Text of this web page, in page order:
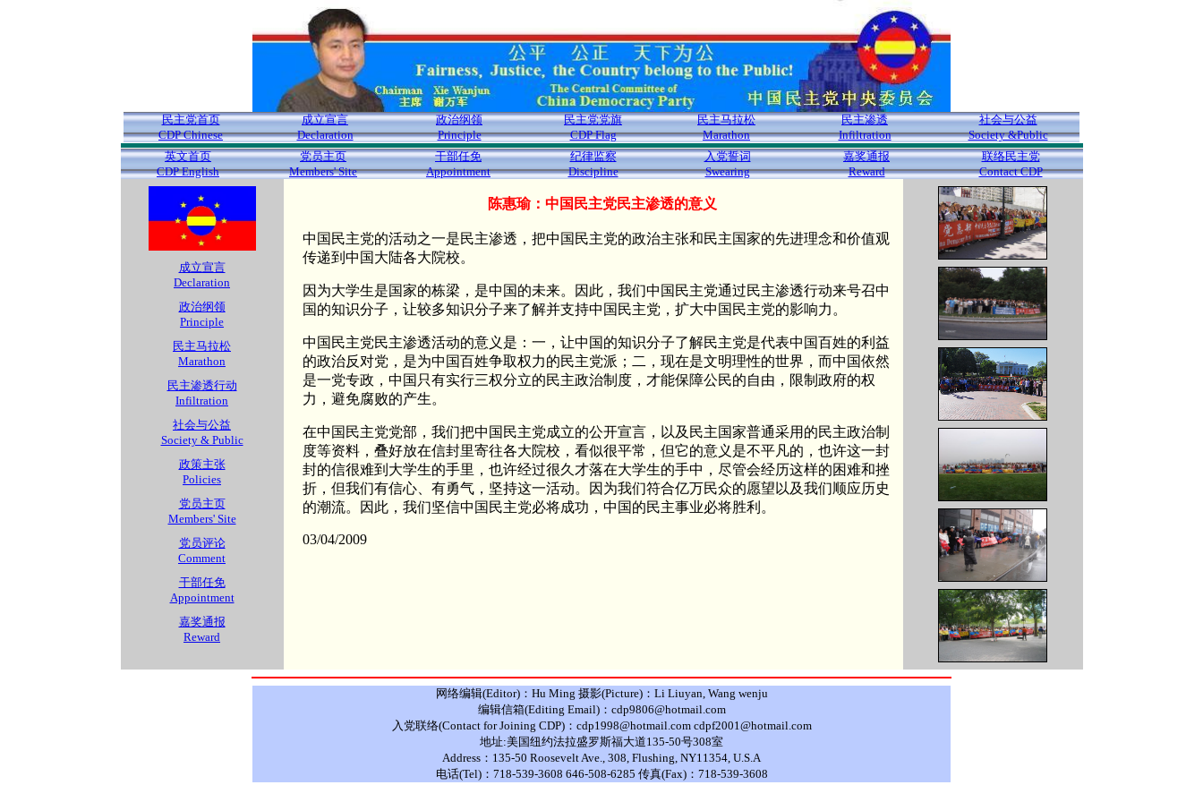
民主党首页
CDP Chinese
成立宣言
Declaration
政治纲领
Principle
民主党党旗
CDP Flag
民主马拉松
Marathon
民主渗透
Infiltration
社会与公益
Society &Public
英文首页
CDP English
党员主页
Members' Site
干部任免
Appointment
纪律监察
Discipline
入党誓词
Swearing
嘉奖通报
Reward
联络民主党
Contact CDP
成立宣言
Declaration
政治纲领
Principle
民主马拉松
Marathon
民主渗透行动
Infiltration
社会与公益
Society & Public
政策主张
Policies
党员主页
Members' Site
党员评论
Comment
干部任免
Appointment
嘉奖通报
Reward
陈惠瑜：中国民主党民主渗透的意义
中国民主党的活动之一是民主渗透，把中国民主党的政治主张和民主国家的先进理念和价值观
传递到中国大陆各大院校。
因为大学生是国家的栋梁，是中国的未来。因此，我们中国民主党通过民主渗透行动来号召中
国的知识分子，让较多知识分子来了解并支持中国民主党，扩大中国民主党的影响力。
中国民主党民主渗透活动的意义是：一，让中国的知识分子了解民主党是代表中国百姓的利益
的政治反对党，是为中国百姓争取权力的民主党派；二，现在是文明理性的世界，而中国依然
是一党专政，中国只有实行三权分立的民主政治制度，才能保障公民的自由，限制政府的权
力，避免腐败的产生。
在中国民主党党部，我们把中国民主党成立的公开宣言，以及民主国家普通采用的民主政治制
度等资料，叠好放在信封里寄往各大院校，看似很平常，但它的意义是不平凡的，也许这一封
封的信很难到大学生的手里，也许经过很久才落在大学生的手中，尽管会经历这样的困难和挫
折，但我们有信心、有勇气，坚持这一活动。因为我们符合亿万民众的愿望以及我们顺应历史
的潮流。因此，我们坚信中国民主党必将成功，中国的民主事业必将胜利。
03/04/2009
网络编辑(Editor)：Hu Ming 摄影(Picture)：Li Liuyan, Wang wenju
编辑信箱(Editing Email)：cdp9806@hotmail.com
入党联络(Contact for Joining CDP)：cdp1998@hotmail.com cdpf2001@hotmail.com
地址:美国纽约法拉盛罗斯福大道135-50号308室
Address：135-50 Roosevelt Ave., 308, Flushing, NY11354, U.S.A
电话(Tel)：718-539-3608 646-508-6285 传真(Fax)：718-539-3608